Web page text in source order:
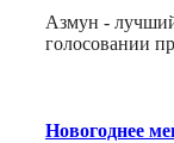
Азмун -
голосовании
Новогоднее